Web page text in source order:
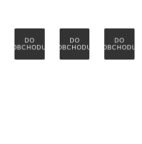
DO
OBCHODU
DO
OBCHODU
DO
OBCHODU